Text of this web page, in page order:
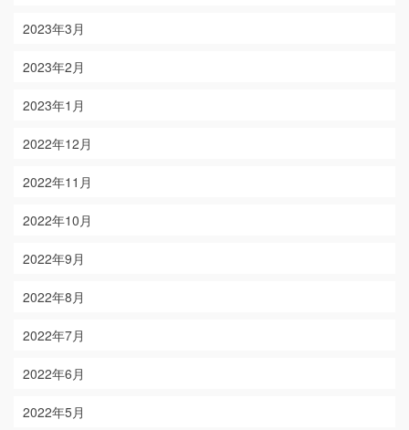
2023年3月
2023年2月
2023年1月
2022年12月
2022年11月
2022年10月
2022年9月
2022年8月
2022年7月
2022年6月
2022年5月